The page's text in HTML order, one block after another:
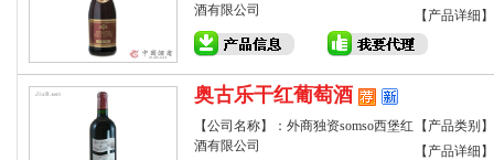
酒有限公司
【产品详细
奥古乐干红葡萄酒
【公司名称】：外商独资somso西堡红
酒有限公司
【产品类别
【产品详细